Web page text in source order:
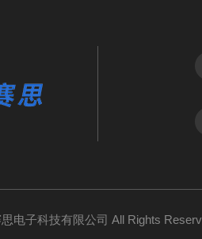
电子科技有限公司 All Rights